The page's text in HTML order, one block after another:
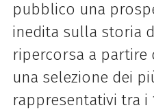
pubblico una
inedita sulla storia
ripercorsa a partire
una selezione dei
rappresentativi tra i